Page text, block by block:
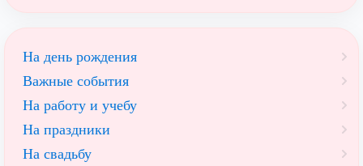
На день рождения
Важные события
На работу и учебу
На праздники
На свадьбу